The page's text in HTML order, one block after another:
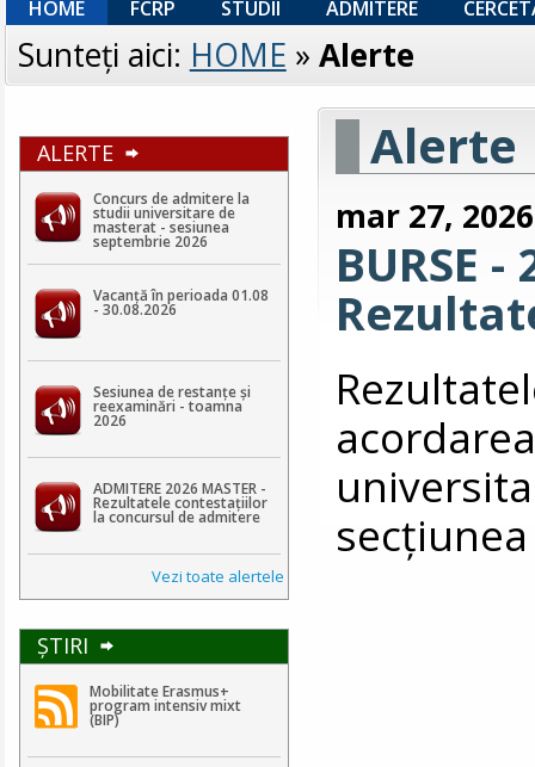
HOME FCRP STUDII ADMITERE
Sunteţi aici: HOME » Alerte
ALERTE
Concurs de admitere la
studii universitare de
masterat - sesiunea
septembrie 2026
Vacanță în perioada 01.08
- 30.08.2026
Sesiunea de restanțe și
reexaminări - toamna
2026
ADMITERE 2026 MASTER -
Rezultatele contestaţiilor
la concursul de admitere
Vezi toate alertele
ŞTIRI
Mobilitate Erasmus+
program intensiv mixt
(BIP)
Alerte
mar 27, 2026
BURSE